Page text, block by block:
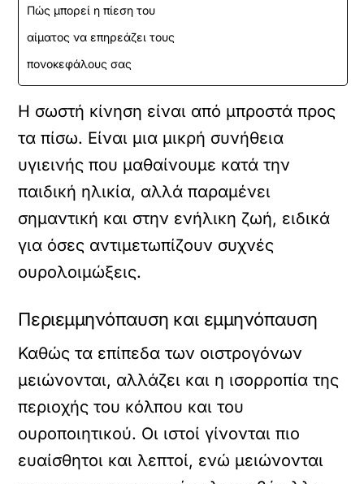
Πώς μπορεί η πίεση του
αίματος να επηρεάζει τους
πονοκεφάλους σας
Η σωστή κίνηση είναι από μπροστά προς
τα πίσω. Είναι μια μικρή συνήθεια
υγιεινής που μαθαίνουμε κατά την
παιδική ηλικία, αλλά παραμένει
σημαντική και στην ενήλικη ζωή, ειδικά
για όσες αντιμετωπίζουν συχνές
ουρολοιμώξεις.
Περιεμμηνόπαυση και εμμηνόπαυση
Καθώς τα επίπεδα των οιστρογόνων
μειώνονται, αλλάζει και η ισορροπία της
περιοχής του κόλπου και του
ουροποιητικού. Οι ιστοί γίνονται πιο
ευαίσθητοι και λεπτοί, ενώ μειώνονται